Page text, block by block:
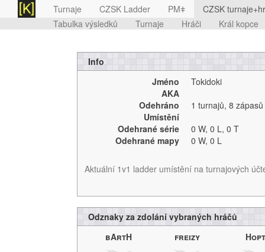
Turnaje CZSK Ladder PMǂ
CZSK
Tabulka výsledků
Turnaje Hráči Král kopce
Info
Jméno
Tokidoki
AKA
Odehráno
1 turnajů, 8 zápasů
Umístění
Odehrané série
0 W, 0 L, 0 T
Odehrané mapy
0 W, 0 L
Aktuální 1v1 ladder umístění na turnajových
Odznaky za zdolání vybraných hráčů
bArtH
freizy